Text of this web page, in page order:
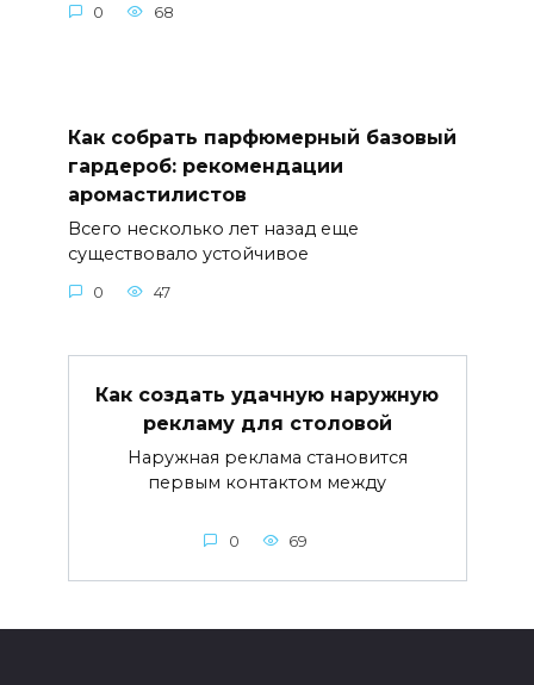
0 68
Как собрать парфюмерный базовый
гардероб: рекомендации
аромастилистов
Всего несколько лет назад еще
существовало устойчивое
0 47
Как создать удачную наружную
рекламу для столовой
Наружная реклама становится
первым контактом между
0 69